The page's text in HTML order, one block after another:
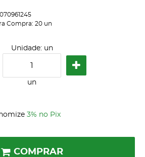
Compra: 20 un
Unidade: un
un
3% no Pix
COMPRAR